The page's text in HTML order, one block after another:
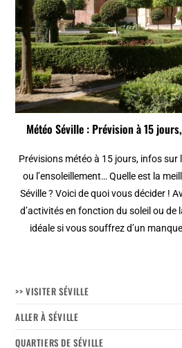
Météo Séville : Prévision à 15
Prévisions météo à 15 jours, infos
ou l’ensoleillement… Quelle est la
Séville ? Voici de quoi vous décider !
d’activités en fonction du soleil ou de
idéale si vous souffrez d’un
>> VISITER SÉVILLE
ALLER À SÉVILLE
QUARTIERS DE SÉVILLE